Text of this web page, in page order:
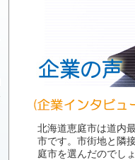
北海道恵庭市は道内
市です。市街地と隣
庭市を選んだのでし